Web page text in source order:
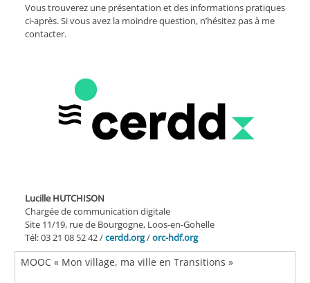
Vous trouverez une présentation et des informations pratiques
ci-après. Si vous avez la moindre question, n’hésitez pas à me
contacter.
Lucille HUTCHISON
Chargée de communication digitale
Site 11/19, rue de Bourgogne, Loos-en-Gohelle
Tél: 03 21 08 52 42 /cerdd.org/orc-hdf.org
MOOC « Mon village, ma ville en Transitions »